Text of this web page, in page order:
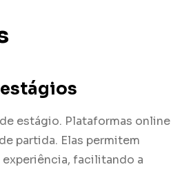
estágio. Plataformas online
partida. Elas permitem
facilitando a